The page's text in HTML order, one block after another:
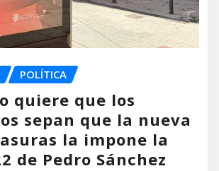
POLÍTICA
quiere que los
sepan que la nueva
la impone la
de Pedro Sánchez